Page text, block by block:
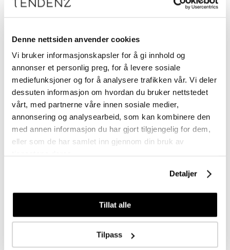
Denne nettsiden anvender cookies
Vi bruker informasjonskapsler for å gi innhold og
annonser et personlig preg, for å levere sosiale
mediefunksjoner og for å analysere trafikken vår. Vi deler
dessuten informasjon om hvordan du bruker nettstedet
vårt, med partnerne våre innen sosiale medier,
annonsering og analysearbeid, som kan kombinere den
med annen informasjon du har gjort tilgjengelig for dem,
eller som de har samlet inn gjennom din bruk av
Detaljer
Tillat alle
Tilpass
Relaterte produkter